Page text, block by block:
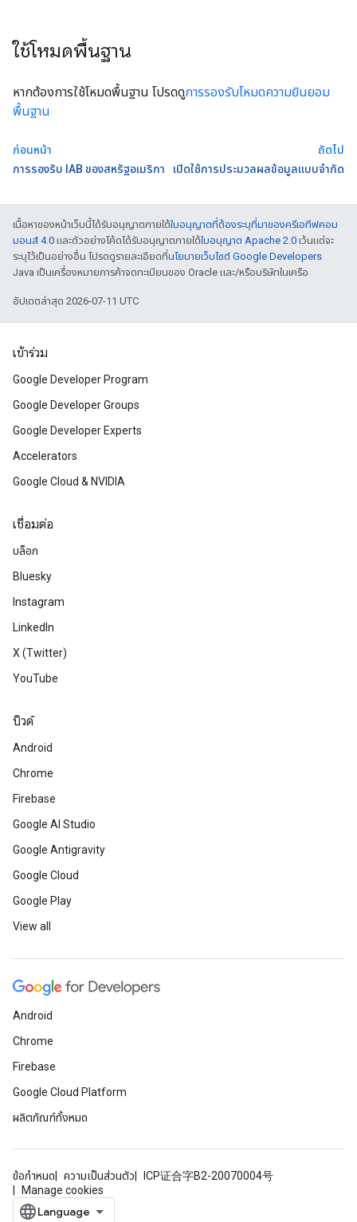
ใช้โหมดพื้นฐาน
หากต้องการใช้โหมดพื้นฐาน โปรดดูการรองรับโหมดความยินยอม
พื้นฐาน
ก่อนหน้า
การรองรับ IAB ของสหรัฐอเมริกา
ถัดไป
เปิดใช้การประมวลผลข้อมูลแบบจำกัด
เนื้อหาของหน้าเว็บนี้ได้รับอนุญาตภายใต้ใบอนุญาตที่ต้องระบุที่มาของครีเอทีฟคอม
มอนส์ 4.0 และตัวอย่างโค้ดได้รับอนุญาตภายใต้ใบอนุญาต Apache 2.0 เว้นแต่จะ
ระบุไว้เป็นอย่างอื่น โปรดดูรายละเอียดที่นโยบายเว็บไซต์ Google Developers
Java เป็นเครื่องหมายการค้าจดทะเบียนของ Oracle และ/หรือบริษัทในเครือ
อัปเดตล่าสุด 2026-07-11 UTC
เข้าร่วม
Google Developer Program
Google Developer Groups
Google Developer Experts
Accelerators
Google Cloud & NVIDIA
เชื่อมต่อ
บล็อก
Bluesky
Instagram
LinkedIn
X (Twitter)
YouTube
บิวด์
Android
Chrome
Firebase
Google AI Studio
Google Antigravity
Google Cloud
Google Play
View all
Android
Chrome
Firebase
Google Cloud Platform
ผลิตภัณฑ์ทั้งหมด
ข้อกำหนด ความเป็นส่วนตัว
ICP证合字B2-20070004号
Manage cookies